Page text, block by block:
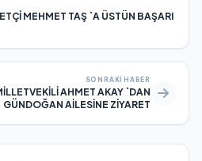
MEHMET TAŞ `A ÜSTÜN BAŞARI
SONRAKI HABER
AHMET AKAY `DAN
GÜNDOĞAN AİLESİNE ZİYARET